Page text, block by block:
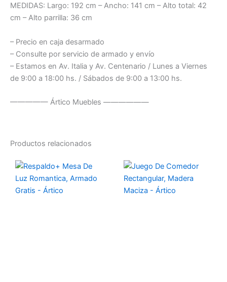
MEDIDAS: Largo: 192 cm – Ancho: 141 cm – Alto total: 42
cm – Alto parrilla: 36 cm
– Precio en caja desarmado
– Consulte por servicio de armado y envío
– Estamos en Av. Italia y Av. Centenario / Lunes a Viernes
de 9:00 a 18:00 hs. / Sábados de 9:00 a 13:00 hs.
————— Ártico Muebles ——————
Productos relacionados